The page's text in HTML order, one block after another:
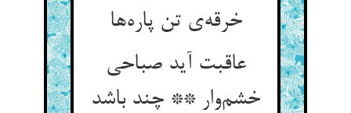
خرقه‌ی تن پاره‌ها
عاقبت آید صباحی
خشم‌وار ** چند باشد